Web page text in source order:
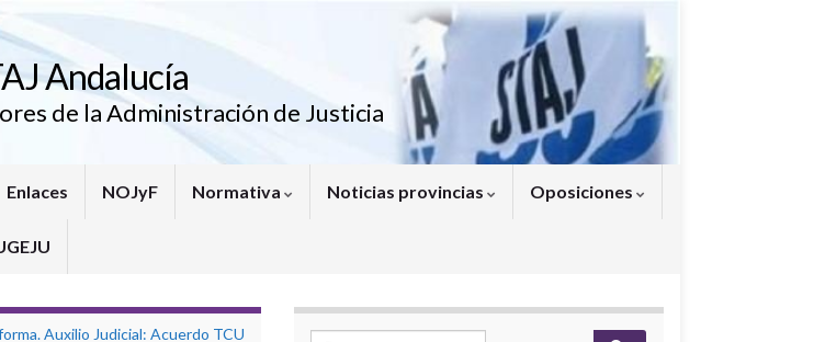
Andalucía
de la Administración de Justicia
Enlaces NOJyF Normativa Noticias provincias Oposiciones
Auxilio Judicial: Acuerdo TCU